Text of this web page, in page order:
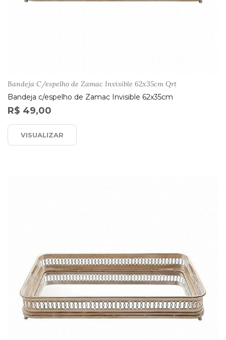
Bandeja C/espelho de Zamac Invisible 62x35cm Qrt
Bandeja c/espelho de Zamac Invisible 62x35cm
R$ 49,00
VISUALIZAR